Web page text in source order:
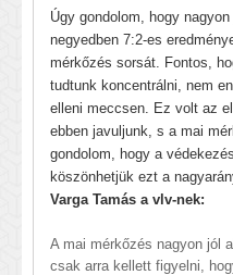
Úgy gondolom, hogy
negyedben 7:2-es
mérkőzés sorsát. Fontos,
tudtunk koncentrálni, nem
elleni meccsen. Ez volt az
ebben javuljunk, s a mai
gondolom, hogy a
köszönhetjük ezt a
Varga Tamás a vlv-nek:
A mai mérkőzés nagyon jól
csak arra kellett figyelni,